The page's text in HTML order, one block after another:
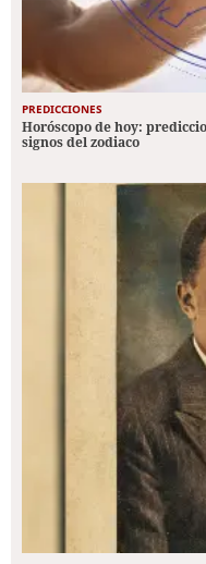
PREDICCIONES
Horóscopo de hoy:
signos del zodiaco